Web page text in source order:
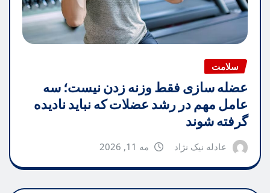
سلامت
عضله سازی فقط وزنه زدن نیست؛ سه
عامل مهم در رشد عضلات که نباید نادیده
گرفته شوند
عادله نیک نژاد مه 11, 2026